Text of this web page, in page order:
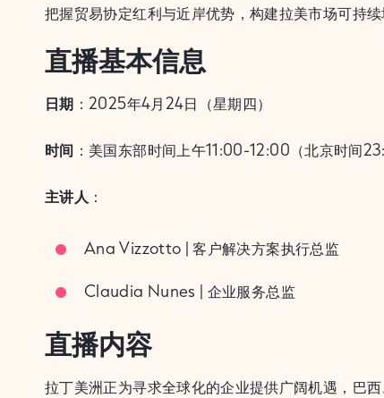
把握贸易协定红利与近岸优势，构建拉美市场可持续
直播基本信息
日期 ：2025年4月24日（星期四）
时间 ：美国东部时间上午11:00-12:00（北京时间
主讲人 ：
Ana Vizzotto | 客户解决方案执行总监
Claudia Nunes | 企业服务总监
直播内容
拉丁美洲正为寻求全球化的企业提供广阔机遇，巴